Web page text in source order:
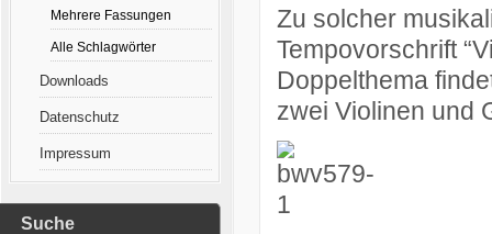
Mehrere Fassungen
Alle Schlagwörter
Downloads
Datenschutz
Impressum
Suche
Zu solcher
Tempovorschrift
Doppelthema
zwei Violinen und